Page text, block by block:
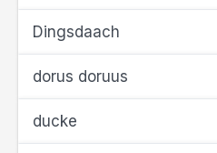
Dingsdaach
dorus doruus
ducke